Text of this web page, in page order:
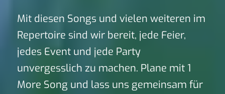
Mit diesen Songs und vielen weiteren im
Repertoire sind wir bereit, jede Feier,
jedes Event und jede Party
unvergesslich zu machen. Plane mit 1
More Song und lass uns gemeinsam für